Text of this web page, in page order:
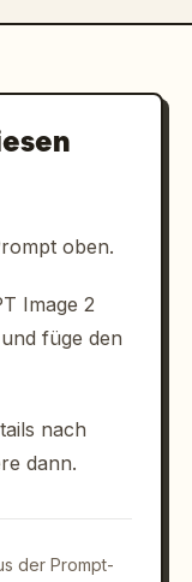
oben.
Image 2
füge den
nach
dann.
der Prompt-